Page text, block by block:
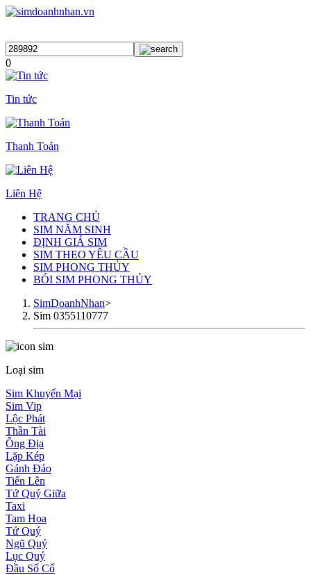
0
Tin tức
Thanh Toán
Liên Hệ
TRANG CHỦ
SIM NĂM SINH
ĐỊNH GIÁ SIM
SIM THEO YÊU CẦU
SIM PHONG THỦY
BÓI SIM PHONG THỦY
SimDoanhNhan>
Sim 0355110777
Loại sim
Sim Khuyến Mại
Sim Vip
Lộc Phát
Thần Tài
Ông Địa
Lặp Kép
Gánh Đảo
Tiến Lên
Tứ Quý Giữa
Taxi
Tam Hoa
Tứ Quý
Ngũ Quý
Lục Quý
Đầu Số Cổ